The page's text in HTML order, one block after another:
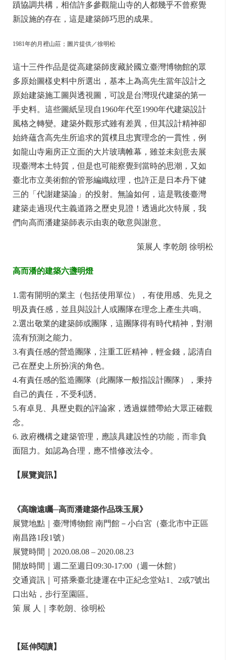
蹟協調共構，相信許多參觀龍山寺的人都幾乎不曾察覺
新設施的存在，這是建築師巧思的成果。
1981年的月裡山莊；圖片提供／徐明松
這十三件作品是從高建築師庋藏於國立臺灣博物館的眾
多原始圖樣史料中所選出，基本上為高先生當年設計之
原始建築施工圖與透視圖，可說是台灣現代建築的第一
手史料。這些圖紙呈現自1960年代至1990年代建築設計
風格之轉變。建築外觀形式雖有差異，但其設計精神卻
始終蘊含高先生所追求的質樸且忠實理念的一貫性，例
如龍山寺廂房正立面的大片玻璃帷幕，雖並未刻意去展
現臺灣本土特質，但是也可能察覺到當時的思潮，又如
臺北市立美術館的管形編織紋理，也許正是日本丹下健
三的「代謝建築論」的投射。無論如何，這是戰後臺灣
建築走過現代主義道路之歷史見證！透過此次特展，我
們向高而潘建築師表示由衷的敬意與謝意。
策展人 李乾朗 徐明松
高而潘的建築六盞明燈
1.需有開明的業主（包括使用單位），有使用感、先見之
明及責任感，並且與設計人或團隊在理念上產生共鳴。
2.選出敬業的建築師或團隊，這團隊得有時代精神，對潮
流有預測之能力。
3.有責任感的營造團隊，注重工匠精神，輕金錢，認清自
己在歷史上所扮演的角色。
4.有責任感的監造團隊（此團隊一般指設計團隊），秉持
自己的責任，不受利誘。
5.有卓見、具歷史觀的評論家，透過媒體帶給大眾正確觀
念。
6. 政府機構之建築管理，應該具建設性的功能，而非負
面阻力。如認為合理，應不惜修改法令。
【展覽資訊】
《高瞻遠矚─高而潘建築作品珠玉展》
展覽地點｜臺灣博物館 南門館－小白宮（臺北市中正區
南昌路1段1號）
展覽時間｜2020.08.08 – 2020.08.23
開放時間｜週二至週日09:30-17:00（週一休館）
交通資訊｜可搭乘臺北捷運在中正紀念堂站1、2或7號出
口出站，步行至園區。
策 展 人｜李乾朗、徐明松
【延伸閱讀】